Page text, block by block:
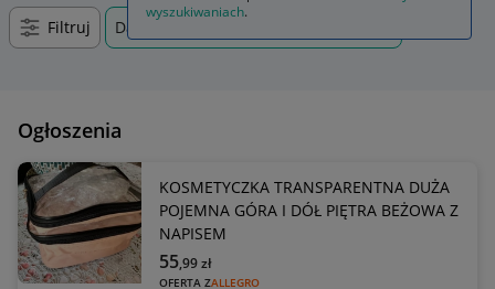
Filtruj Dąbrowa Górnicza, Śląskie, +0 km
Ogłoszenia
KOSMETYCZKA TRANSPARENTNA DUŻA
POJEMNA GÓRA I DÓŁ PIĘTRA BEŻOWA Z
NAPISEM
OFERTA ZALLEGRO
55,99zł
wyszukiwaniach.